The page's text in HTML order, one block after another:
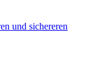
und sichereren